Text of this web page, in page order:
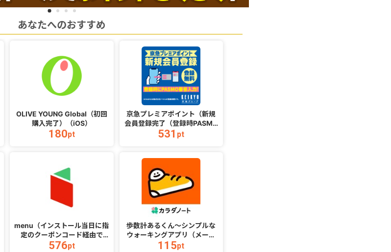
あなたへのおすすめ
OLIVE YOUNG Global（初回
購入完了）（iOS）
180pt
京急プレミアポイント（新規
会員登録完了（登録時PASMO
番号入力必須））
531 pt
menu（インストール当日に指
定のクーポンコード経由で
1,500円（税込）以上の初回注
576pt
歩数計あるくん〜シンプルな
ウォーキングアプリ（メール
アドレス登録完了）（iOS）
115pt